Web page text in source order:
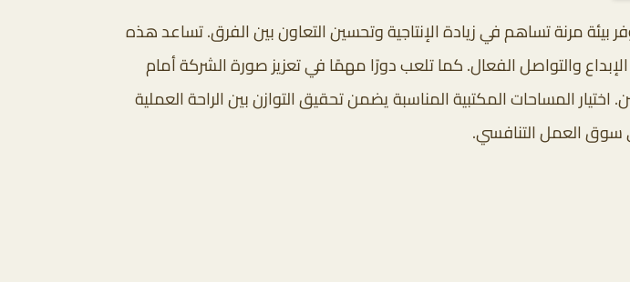
بيئة مرنة تساهم في زيادة الإنتاجية وتحسين التعاون بين الفرق. تساعد هذه
والتواصل الفعال. كما تلعب دورًا مهمًا في تعزيز صورة الشركة أمام
المساحات المكتبية المناسبة يضمن تحقيق التوازن بين الراحة العملية
سوق العمل التنافسي.